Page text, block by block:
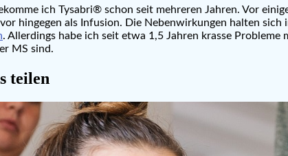
ich Tysabri® schon seit mehreren Jahren. Vor
hingegen als Infusion. Die Nebenwirkungen halten
. Allerdings habe ich seit etwa 1,5 Jahren krasse
MS sind.
teilen